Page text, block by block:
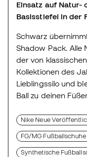
Einsatz auf Natur-
Basisstiefel in der
Schwarz
Shadow Pack. Alle
der von
Kollektionen des
Lieblingssilo und
Ball zu deinen
Nike Neue
FG/MG
Synthetische